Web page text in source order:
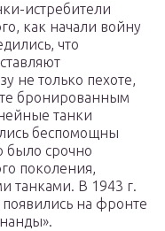
истребители
как начали войну
что
не только пехоте,
бронированным
танки
беспомощны
было срочно
поколения,
танками. В 1943 г.
на фронте